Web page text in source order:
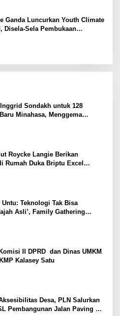
Ganda Luncurkan Youth Climate
Disela-Sela Pembukaan
Sondakh untuk 128
Minahasa, Menggema
Roycke Langie Berikan
Rumah Duka Briptu Excel
Teknologi Tak Bisa
Asli’, Family Gathering
II DPRD dan Dinas UMKM
Kalasey Satu
Desa, PLN Salurkan
Pembangunan Jalan Paving di